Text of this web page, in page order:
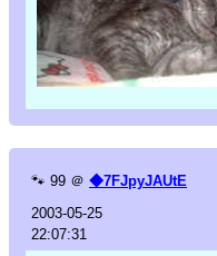
🐾 99 ＠ ◆7FJpyJAUtE
2003-05-25
22:07:31